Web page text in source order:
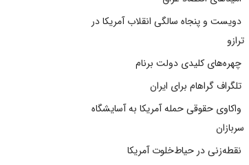
دویست و پنجاه سالگی انقلاب آمریکا در
ترازو
چهره‌های کلیدی دولت برنام
تلگراف گراهام برای ایران
واکاوی حقوقی حمله آمریکا به آسایشگاه
سربازان
نقطه‌زنی در حیاط‌خلوت آمریکا